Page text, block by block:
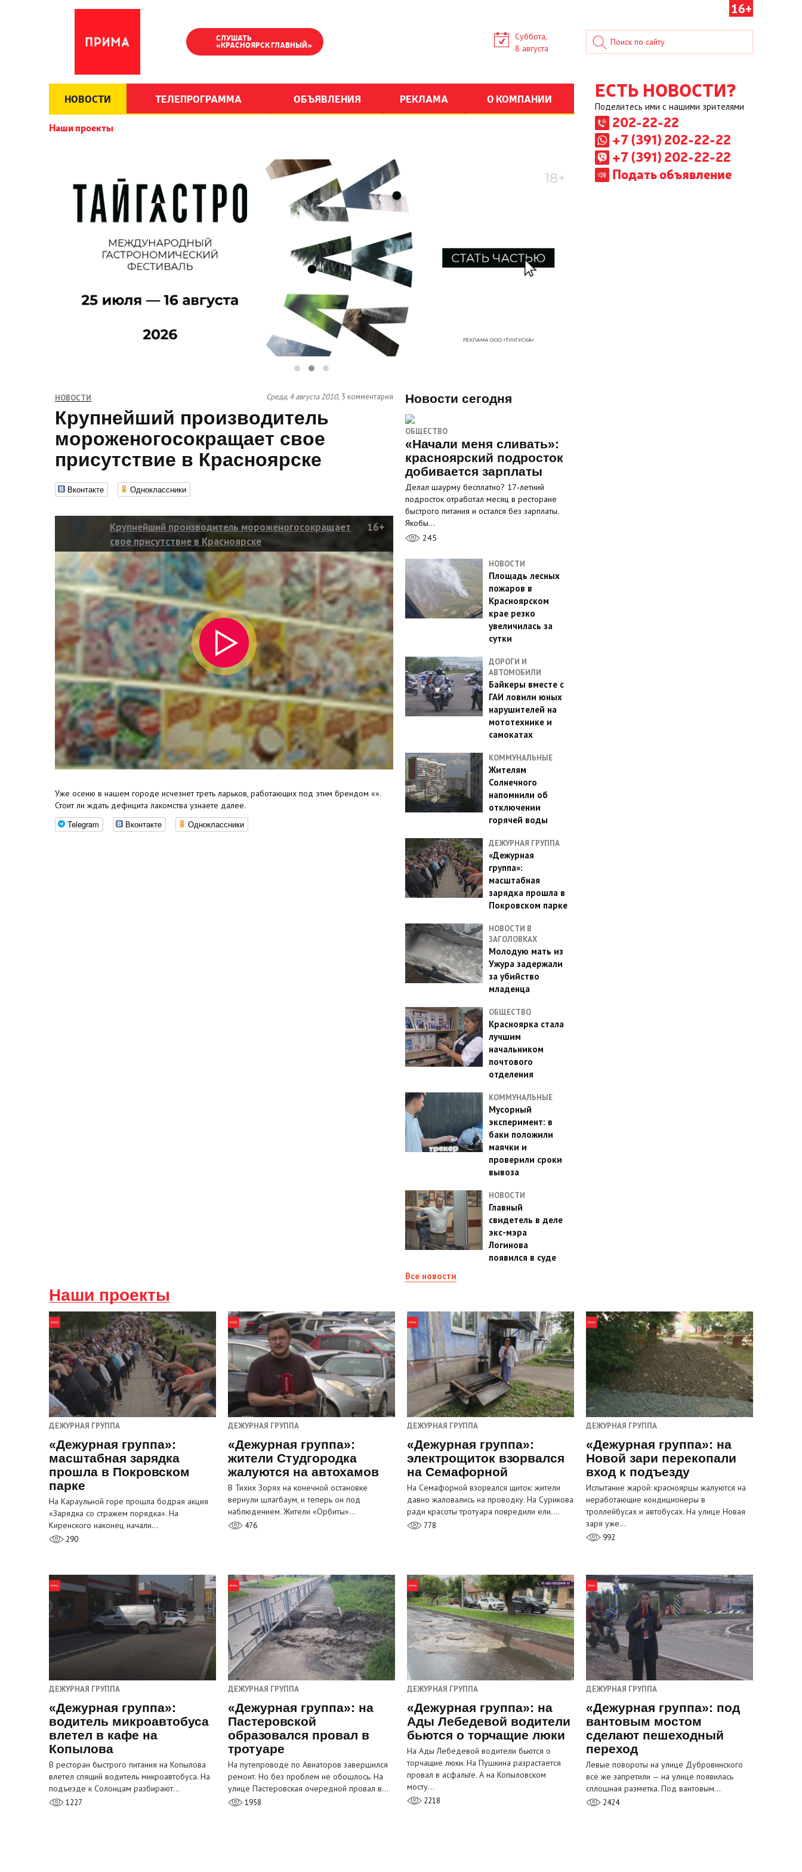
16+
СЛУШАТЬ
«КРАСНОЯРСК ГЛАВНЫЙ»
Суббота,
8 августа
НОВОСТИ ТЕЛЕПРОГРАММА ОБЪЯВЛЕНИЯ РЕКЛАМА О КОМПАНИИ
Наши проекты
ЕСТЬ НОВОСТИ?
Поделитесь ими с нашими зрителями
202-22-22
+7 (391) 202-22-22
+7 (391) 202-22-22
Подать объявление
НОВОСТИ Среда, 4 августа 2010, 3 комментария
Крупнейший производитель
мороженогосокращает свое
присутствие в Красноярске
Вконтакте Одноклассники
Крупнейший производитель мороженогосокращает
свое присутствие в Красноярске
16+
Уже осеню в нашем городе исчезнет треть ларьков, работающих под этим брендом «».
Стоит ли ждать дефицита лакомства узнаете далее.
Telegram Вконтакте Одноклассники
Новости сегодня
ОБЩЕСТВО
«Начали меня сливать»:
красноярский подросток
добивается зарплаты
Делал шаурму бесплатно? 17‑летний
подросток отработал месяц в ресторане
быстрого питания и остался без зарплаты.
Якобы…
245
НОВОСТИ
Площадь лесных
пожаров в
Красноярском
крае резко
увеличилась за
сутки
ДОРОГИ И
АВТОМОБИЛИ
Байкеры вместе с
ГАИ ловили юных
нарушителей на
мототехнике и
самокатах
КОММУНАЛЬНЫЕ
Жителям
Солнечного
напомнили об
отключении
горячей воды
ДЕЖУРНАЯ ГРУППА
«Дежурная
группа»:
масштабная
зарядка прошла в
Покровском парке
НОВОСТИ В
ЗАГОЛОВКАХ
Молодую мать из
Ужура задержали
за убийство
младенца
ОБЩЕСТВО
Красноярка стала
лучшим
начальником
почтового
отделения
КОММУНАЛЬНЫЕ
Мусорный
эксперимент: в
баки положили
маячки и
проверили сроки
вывоза
НОВОСТИ
Главный
свидетель в деле
экс-мэра
Логинова
появился в суде
Все новости
Наши проекты
ДЕЖУРНАЯ ГРУППА
«Дежурная группа»:
масштабная зарядка
прошла в Покровском
парке
На Караульной горе прошла бодрая акция
«Зарядка со стражем порядка». На
Киренского наконец начали…
290
ДЕЖУРНАЯ ГРУППА
«Дежурная группа»:
жители Студгородка
жалуются на автохамов
В Тихих Зорях на конечной остановке
вернули шлагбаум, и теперь он под
наблюдением. Жители «Орбиты»…
476
ДЕЖУРНАЯ ГРУППА
«Дежурная группа»:
электрощиток взорвался
на Семафорной
На Семафорной взорвался щиток: жители
давно жаловались на проводку. На Сурикова
ради красоты тротуара повредили ели.…
778
ДЕЖУРНАЯ ГРУППА
«Дежурная группа»: на
Новой зари перекопали
вход к подъезду
Испытание жарой: красноярцы жалуются на
неработающие кондиционеры в
троллейбусах и автобусах. На улице Новая
заря уже…
992
ДЕЖУРНАЯ ГРУППА
«Дежурная группа»:
водитель микроавтобуса
влетел в кафе на
Копылова
В ресторан быстрого питания на Копылова
влетел спящий водитель микроавтобуса. На
подъезде к Солонцам разбирают…
1227
ДЕЖУРНАЯ ГРУППА
«Дежурная группа»: на
Пастеровской
образовался провал в
тротуаре
На путепроводе по Авиаторов завершился
ремонт. Но без проблем не обошлось. На
улице Пастеровская очередной провал в…
1958
ДЕЖУРНАЯ ГРУППА
«Дежурная группа»: на
Ады Лебедевой водители
бьются о торчащие люки
На Ады Лебедевой водители бьются о
торчащие люки. На Пушкина разрастается
провал в асфальте. А на Копыловском
мосту…
2218
ДЕЖУРНАЯ ГРУППА
«Дежурная группа»: под
вантовым мостом
сделают пешеходный
переход
Левые повороты на улице Дубровинского
всё же запретили — на улице появилась
сплошная разметка. Под вантовым…
2424